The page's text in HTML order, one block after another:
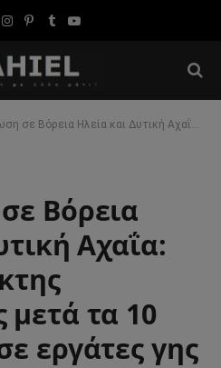
Instagram
Pinterest
TumblrYouTube
Ηλεία και Δυτική Αχαΐα: Σχέδιο έκτακτης παρέμβασης μετά τα 10 κρούσματα σε εργάτες γης
Βόρεια
Αχαΐα:
τα 10
εργάτες γης